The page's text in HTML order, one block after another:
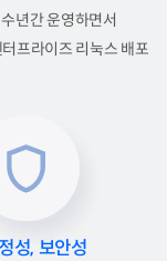
년간 운영하면서
프라이즈 리눅스 배포
성, 보안성